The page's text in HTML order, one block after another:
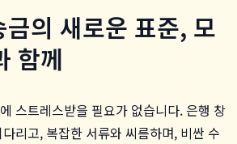
의 새로운 표준, 모
함께
스트레스받을 필요가 없습니다. 은행 창
리고, 복잡한 서류와 씨름하며, 비싼 수